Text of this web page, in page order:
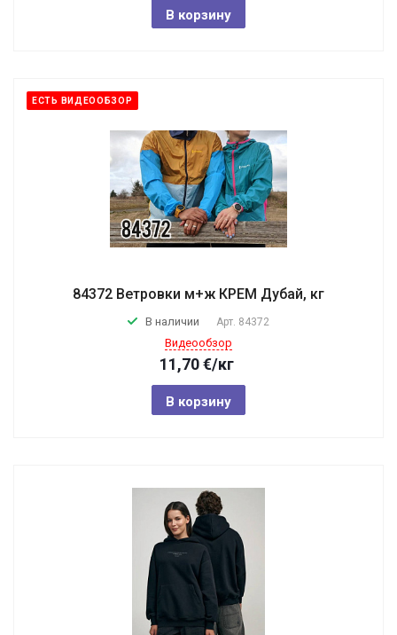
В корзину
ЕСТЬ ВИДЕООБЗОР
84372 Ветровки м+ж КРЕМ Дубай, кг
В наличии Арт. 84372
Видеообзор
11,70€/кг
В корзину